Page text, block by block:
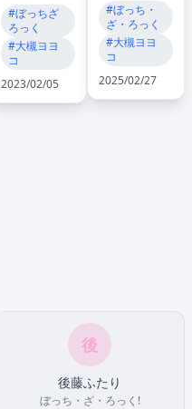
#ぼっちざ
ろっく
#大槻ヨヨ
コ
2023/02/05
#ぼっち・
ざ・ろっく
#大槻ヨヨ
コ
2025/02/27
後
後藤ふたり
ぼっち・ざ・ろっく!